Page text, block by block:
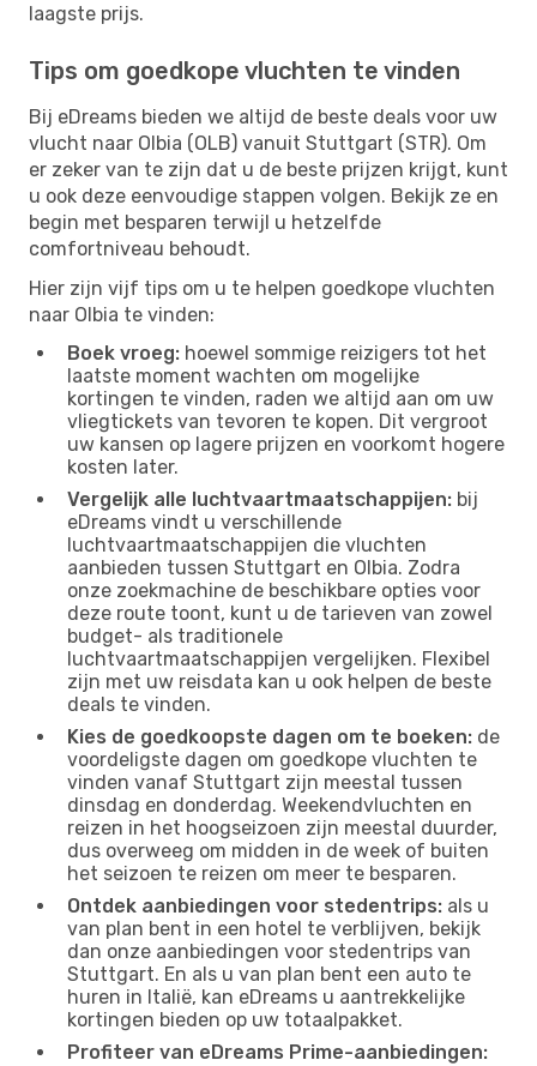
laagste prijs.
Tips om goedkope vluchten te vinden
Bij eDreams bieden we altijd de beste deals voor uw
vlucht naar Olbia (OLB) vanuit Stuttgart (STR). Om
er zeker van te zijn dat u de beste prijzen krijgt, kunt
u ook deze eenvoudige stappen volgen. Bekijk ze en
begin met besparen terwijl u hetzelfde
comfortniveau behoudt.
Hier zijn vijf tips om u te helpen goedkope vluchten
naar Olbia te vinden:
Boek vroeg: hoewel sommige reizigers tot het
laatste moment wachten om mogelijke
kortingen te vinden, raden we altijd aan om uw
vliegtickets van tevoren te kopen. Dit vergroot
uw kansen op lagere prijzen en voorkomt hogere
kosten later.
Vergelijk alle luchtvaartmaatschappijen: bij
eDreams vindt u verschillende
luchtvaartmaatschappijen die vluchten
aanbieden tussen Stuttgart en Olbia. Zodra
onze zoekmachine de beschikbare opties voor
deze route toont, kunt u de tarieven van zowel
budget- als traditionele
luchtvaartmaatschappijen vergelijken. Flexibel
zijn met uw reisdata kan u ook helpen de beste
deals te vinden.
Kies de goedkoopste dagen om te boeken: de
voordeligste dagen om goedkope vluchten te
vinden vanaf Stuttgart zijn meestal tussen
dinsdag en donderdag. Weekendvluchten en
reizen in het hoogseizoen zijn meestal duurder,
dus overweeg om midden in de week of buiten
het seizoen te reizen om meer te besparen.
Ontdek aanbiedingen voor stedentrips: als u
van plan bent in een hotel te verblijven, bekijk
dan onze aanbiedingen voor stedentrips van
Stuttgart. En als u van plan bent een auto te
huren in Italië, kan eDreams u aantrekkelijke
kortingen bieden op uw totaalpakket.
Profiteer van eDreams Prime-aanbiedingen: